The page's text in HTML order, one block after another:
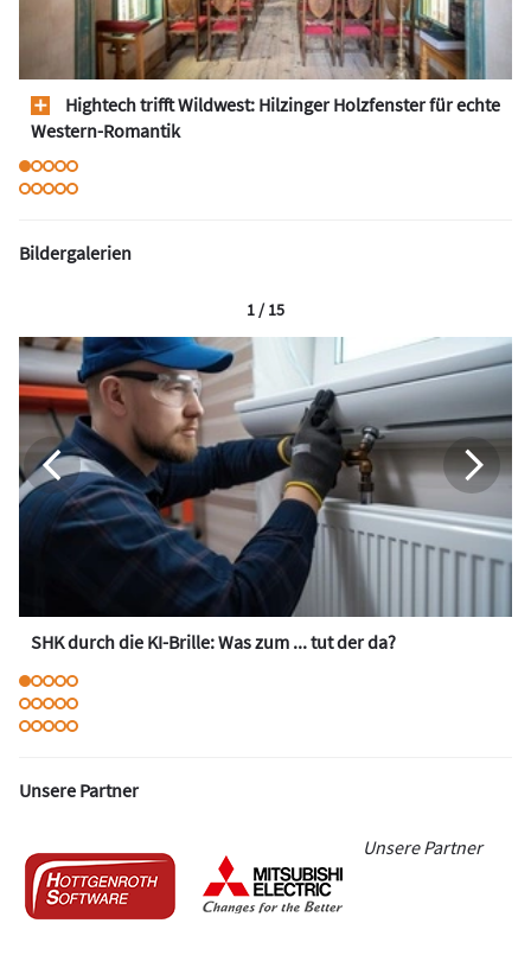
Hightech trifft Wildwest: Hilzinger Holzfenster für echte
Western-Romantik
Bildergalerien
SHK durch die KI-Brille: Was zum ... tut der da?
1 / 15
Unsere Partner
Unsere Partner